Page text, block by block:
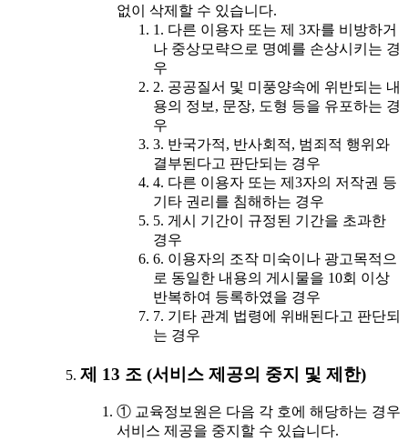
없이 삭제할 수 있습니다.
1. 다른 이용자 또는 제 3자를 비방하거
나 중상모략으로 명예를 손상시키는 경
우
2. 공공질서 및 미풍양속에 위반되는 내
용의 정보, 문장, 도형 등을 유포하는 경
우
3. 반국가적, 반사회적, 범죄적 행위와
결부된다고 판단되는 경우
4. 다른 이용자 또는 제3자의 저작권 등
기타 권리를 침해하는 경우
5. 게시 기간이 규정된 기간을 초과한
경우
6. 이용자의 조작 미숙이나 광고목적으
로 동일한 내용의 게시물을 10회 이상
반복하여 등록하였을 경우
7. 기타 관계 법령에 위배된다고 판단되
는 경우
제 13 조 (서비스 제공의 중지 및 제한)
① 교육정보원은 다음 각 호에 해당하는 경우
서비스 제공을 중지할 수 있습니다.